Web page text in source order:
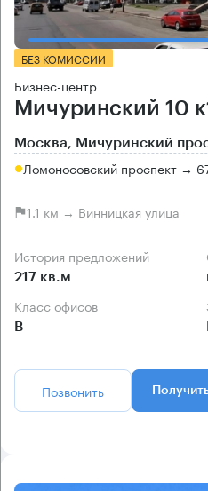
БЕЗ КОМИССИИ
Бизнес-центр
Мичуринский 10
Москва, Мичуринский
Ломоносовский проспект →
1.1 км → Винницкая улица
История предложений
217 кв.м
Класс офисов
B
Позвонить